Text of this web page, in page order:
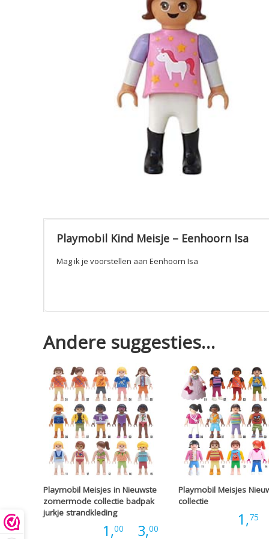
Playmobil Kind Meisje – Eenhoorn Isa
Mag ik je voorstellen aan Eenhoorn Isa
Andere suggesties…
Playmobil Meisjes in Nieuwste
zomermode collectie badpak
jurkje strandkleding
1,00 3,00Prijsklasse:
Playmobil Meisjes
collectie
1,75